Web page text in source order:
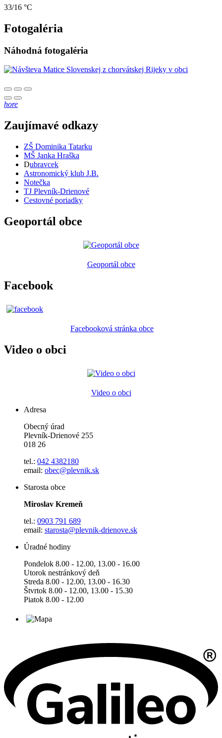
33/16 °C
Fotogaléria
Náhodná fotogaléria
hore
Zaujímavé odkazy
ZŠ Dominika Tatarku
MŠ Janka Hraška
Dubravcek
Astronomický klub J.B.
Notečka
TJ Plevník-Drienové
Cestovné poriadky
Geoportál obce
Geoportál obce
Facebook
Facebooková stránka obce
Video o obci
Video o obci
Adresa
Obecný úrad
Plevník-Drienové 255
018 26
tel.: 042 4382180
email: obec@plevnik.sk
Starosta obce
Miroslav Kremeň
tel.: 0903 791 689
email: starosta@plevnik-drienove.sk
Úradné hodiny
Pondelok 8.00 - 12.00, 13.00 - 16.00
Utorok nestránkový deň
Streda 8.00 - 12.00, 13.00 - 16.30
Štvrtok 8.00 - 12.00, 13.00 - 15.30
Piatok 8.00 - 12.00